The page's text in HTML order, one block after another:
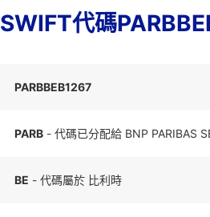
SWIFT代碼
PARBBEB1267
PARB - 代碼已分配給 BNP PARIBAS
BE - 代碼屬於 比利時